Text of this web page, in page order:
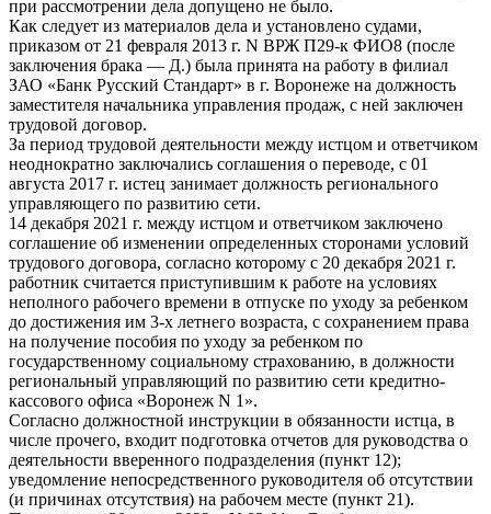
при рассмотрении дела допущено не было.
Как следует из материалов дела и установлено судами,
приказом от 21 февраля 2013 г. N ВРЖ П29-к ФИО8 (после
заключения брака — Д.) была принята на работу в филиал
ЗАО «Банк Русский Стандарт» в г. Воронеже на должность
заместителя начальника управления продаж, с ней заключен
трудовой договор.
За период трудовой деятельности между истцом и ответчиком
неоднократно заключались соглашения о переводе, с 01
августа 2017 г. истец занимает должность регионального
управляющего по развитию сети.
14 декабря 2021 г. между истцом и ответчиком заключено
соглашение об изменении определенных сторонами условий
трудового договора, согласно которому с 20 декабря 2021 г.
работник считается приступившим к работе на условиях
неполного рабочего времени в отпуске по уходу за ребенком
до достижения им 3-х летнего возраста, с сохранением права
на получение пособия по уходу за ребенком по
государственному социальному страхованию, в должности
региональный управляющий по развитию сети кредитно-
кассового офиса «Воронеж N 1».
Согласно должностной инструкции в обязанности истца, в
числе прочего, входит подготовка отчетов для руководства о
деятельности вверенного подразделения (пункт 12);
уведомление непосредственного руководителя об отсутствии
(и причинах отсутствия) на рабочем месте (пункт 21).